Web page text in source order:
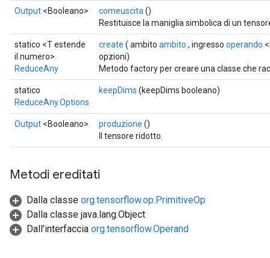
Output <Booleano> comeuscita ()
Restituisce la maniglia simbolica di un
statico <T estende
il numero>
ReduceAny
create ( ambito ambito , ingresso operando
opzioni)
Metodo factory per creare una classe che
statico
ReduceAny.Options
keepDims (keepDims booleano)
Output <Booleano> produzione ()
Il tensore ridotto.
Metodi ereditati
Dalla classe org.tensorflow.op.PrimitiveOp
Dalla classe java.lang.Object
Dall'interfaccia org.tensorflow.Operand